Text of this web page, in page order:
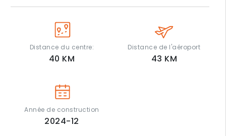
Distance du centre:
40 KM
Distance de l'aéroport
43 KM
Année de construction
2024-12